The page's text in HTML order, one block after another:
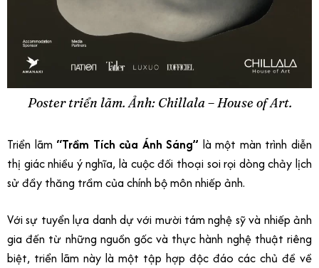
Poster triển lãm. Ảnh: Chillala – House of Art.
Triển lãm “Trầm Tích của Ánh Sáng” là một màn trình diễn
thị giác nhiều ý nghĩa, là cuộc đối thoại soi rọi dòng chảy lịch
sử đầy thăng trầm của chính bộ môn nhiếp ảnh.
Với sự tuyển lựa danh dự với mười tám nghệ sỹ và nhiếp ảnh
gia đến từ những nguồn gốc và thực hành nghệ thuật riêng
biệt, triển lãm này là một tập hợp độc đáo các chủ đề về